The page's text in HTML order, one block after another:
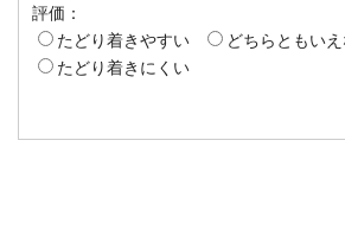
評価：
たどり着きやすい
どちらともい
たどり着きにくい